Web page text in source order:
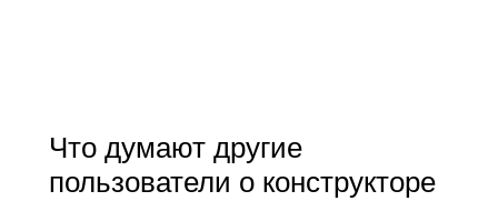
Что думают другие
пользователи о конструкторе